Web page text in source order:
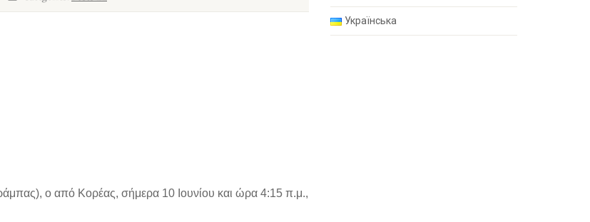
ο από Κορέας, σήμερα 10 Ιουνίου και ώρα 4:15 π.μ.,
Українська